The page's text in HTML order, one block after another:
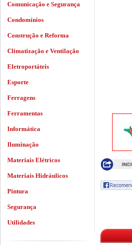
Comunicação e Segurança
Condomínios
Construção e Reforma
Climatização e Ventilação
Eletroportáteis
Esporte
Ferragens
Ferramentas
Informática
Iluminação
Materiais Elétricos
Materiais Hidráulicos
Pintura
Segurança
Utilidades